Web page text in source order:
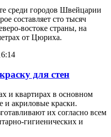
среди городов Швейцарии
составляет сто тысяч
востоке страны, на
от Цюриха.
для стен
и квартирах в основном
и акриловые краски.
их согласно всем
гигиенических и